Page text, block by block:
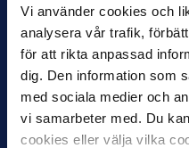
Vi använder cookies och
analysera vår trafik,
för att rikta anpassad
dig. Den information som
med sociala medier och
vi samarbeter med. Du
cookies eller välja vilka